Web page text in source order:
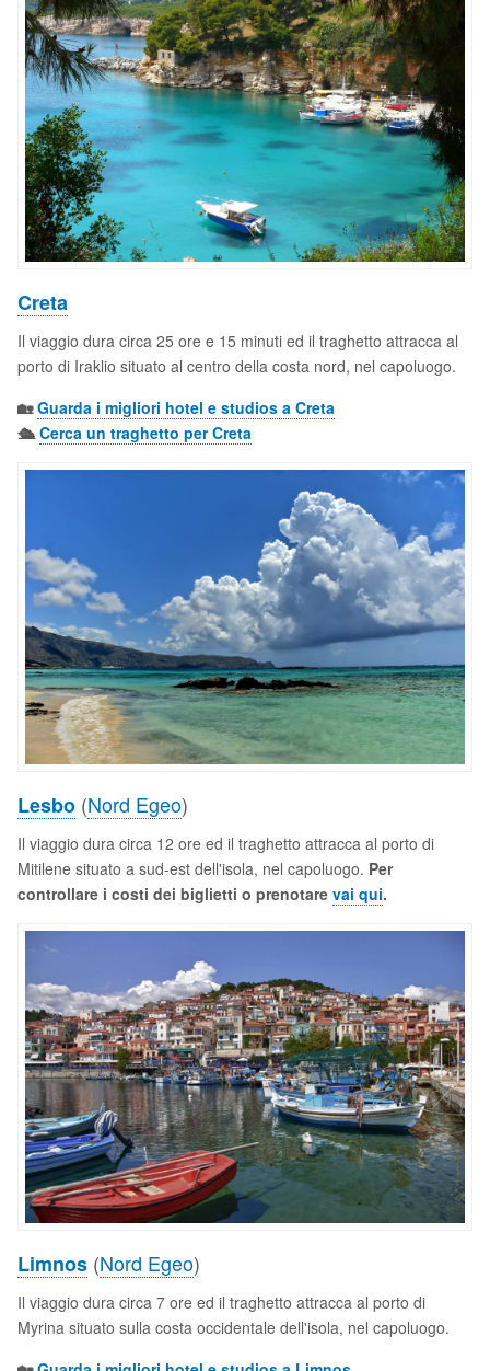
Creta
Il viaggio dura circa 25 ore e 15 minuti ed il traghetto attracca al
porto di Iraklio situato al centro della costa nord, nel capoluogo.
🏡Guarda i migliori hotel e studios a Creta
🛳️Cerca un traghetto per Creta
Lesbo (Nord Egeo)
Il viaggio dura circa 12 ore ed il traghetto attracca al porto di
Mitilene situato a sud-est dell'isola, nel capoluogo. Per
controllare i costi dei biglietti o prenotare vai qui.
Limnos (Nord Egeo)
Il viaggio dura circa 7 ore ed il traghetto attracca al porto di
Myrina situato sulla costa occidentale dell'isola, nel capoluogo.